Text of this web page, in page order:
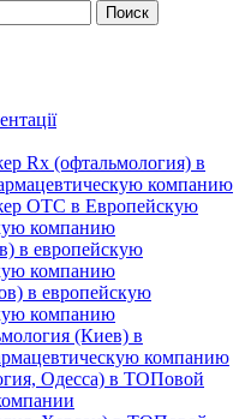
Поиск
Rx (офтальмология) в
компанию
ОТС в Европейскую
компанию
европейскую
компанию
в европейскую
компанию
(Киев) в
компанию
Одесса) в ТОПовой